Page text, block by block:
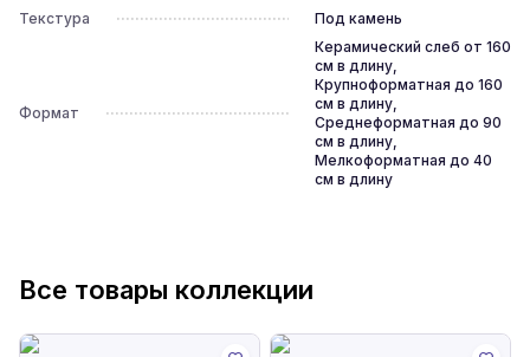
Текстура
Под камень
Формат
Керамический слеб от 160
см в длину,
Крупноформатная до 160
см в длину,
Среднеформатная до 90
см в длину,
Мелкоформатная до 40
см в длину
Все товары коллекции